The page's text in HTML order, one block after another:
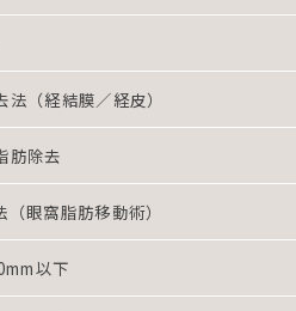
法（経結膜／経皮）
肪除去
（眼窩脂肪移動術）
以下